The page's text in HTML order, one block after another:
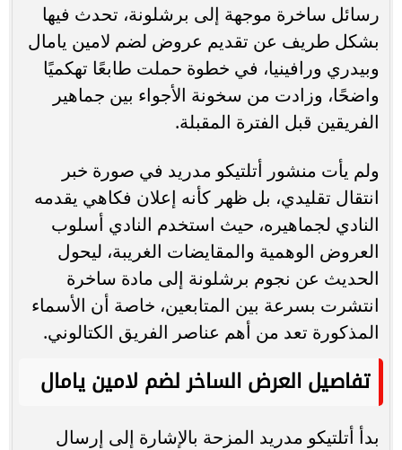
رسائل ساخرة موجهة إلى برشلونة، تحدث فيها
بشكل طريف عن تقديم عروض لضم لامين يامال
وبيدري ورافينيا، في خطوة حملت طابعًا تهكميًا
واضحًا، وزادت من سخونة الأجواء بين جماهير
الفريقين قبل الفترة المقبلة.
ولم يأت منشور أتلتيكو مدريد في صورة خبر
انتقال تقليدي، بل ظهر كأنه إعلان فكاهي يقدمه
النادي لجماهيره، حيث استخدم النادي أسلوب
العروض الوهمية والمقايضات الغريبة، ليحول
الحديث عن نجوم برشلونة إلى مادة ساخرة
انتشرت بسرعة بين المتابعين، خاصة أن الأسماء
المذكورة تعد من أهم عناصر الفريق الكتالوني.
تفاصيل العرض الساخر لضم لامين يامال
بدأ أتلتيكو مدريد المزحة بالإشارة إلى إرسال